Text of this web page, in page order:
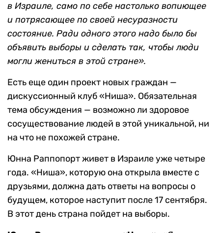
в Израиле, само по себе настолько вопиющее
и потрясающее по своей несуразности
состояние. Ради одного этого надо было бы
объявить выборы и сделать так, чтобы люди
могли жениться в этой стране».
Есть еще один проект новых граждан —
дискуссионный клуб «Ниша». Обязательная
тема обсуждения — возможно ли здоровое
сосуществование людей в этой уникальной, ни
на что не похожей стране.
Юнна Раппопорт живет в Израиле уже четыре
года. «Ниша», которую она открыла вместе с
друзьями, должна дать ответы на вопросы о
будущем, которое наступит после 17 сентября.
В этот день страна пойдет на выборы.